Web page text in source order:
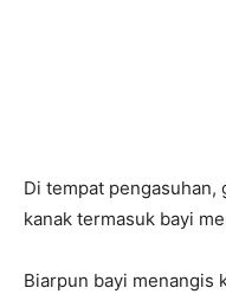
Di tempat
kanak termasuk bayi
Biarpun bayi menangis